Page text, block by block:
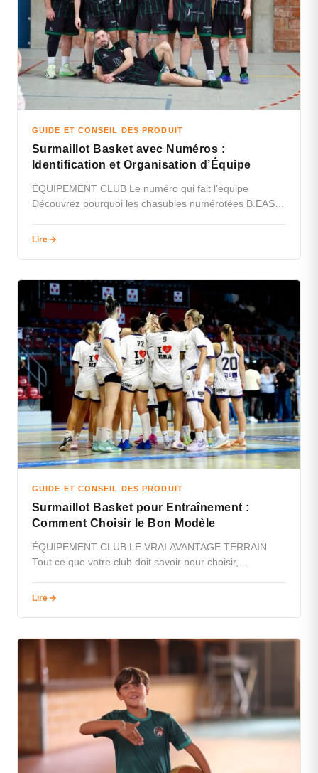
GUIDE ET CONSEIL DES PRODUIT
Surmaillot Basket avec Numéros :
Identification et Organisation d’Équipe
ÉQUIPEMENT CLUB Le numéro qui fait l’équipe
Découvrez pourquoi les chasubles numérotées B.EASE
Lire
GUIDE ET CONSEIL DES PRODUIT
Surmaillot Basket pour Entraînement :
Comment Choisir le Bon Modèle
ÉQUIPEMENT CLUB LE VRAI AVANTAGE TERRAIN
Tout ce que votre club doit savoir pour choisir,
Lire